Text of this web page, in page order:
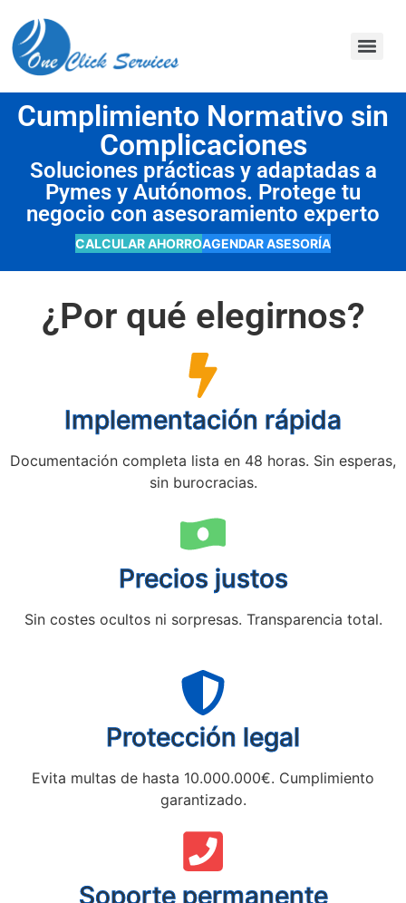
Cumplimiento Normativo sin
Complicaciones
Soluciones prácticas y adaptadas a
Pymes y Autónomos. Protege tu
negocio con asesoramiento experto
CALCULAR AHORROAGENDAR ASESORÍA
¿Por qué elegirnos?
Implementación rápida
Documentación completa lista en 48 horas. Sin esperas,
sin burocracias.
Precios justos
Sin costes ocultos ni sorpresas. Transparencia total.
Protección legal
Evita multas de hasta 10.000.000€. Cumplimiento
garantizado.
Soporte permanente